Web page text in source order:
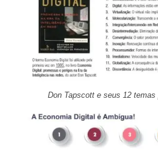
Don Tapscott e seus 12